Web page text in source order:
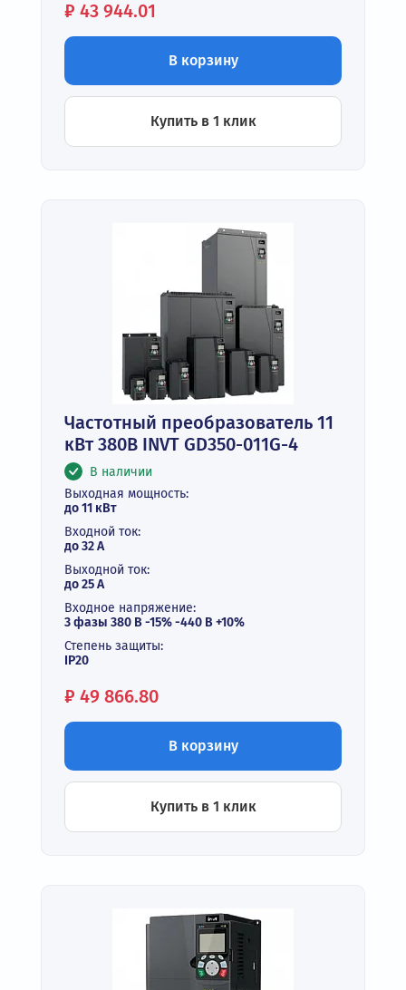
Цена:
₽ 43 944.01
В корзину
Купить в 1 клик
Частотный преобразователь 11
кВт 380В INVT GD350-011G-4
В наличии
Выходная мощность:
до 11 кВт
Входной ток:
до 32 А
Выходной ток:
до 25 А
Входное напряжение:
3 фазы 380 В -15% -440 В +10%
Степень защиты:
IP20
Цена:
₽ 49 866.80
В корзину
Купить в 1 клик